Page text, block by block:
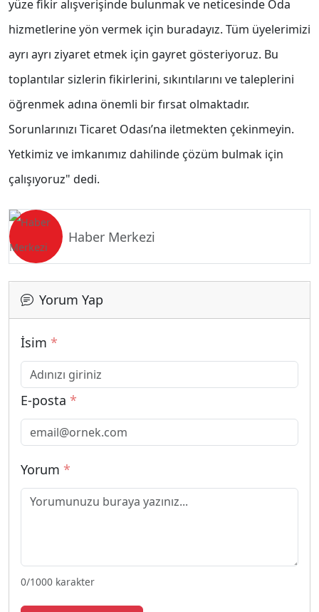
yüze fikir alışverişinde bulunmak ve neticesinde Oda
hizmetlerine yön vermek için buradayız. Tüm üyelerimizi
ayrı ayrı ziyaret etmek için gayret gösteriyoruz. Bu
toplantılar sizlerin fikirlerini, sıkıntılarını ve taleplerini
öğrenmek adına önemli bir fırsat olmaktadır.
Sorunlarınızı Ticaret Odası’na iletmekten çekinmeyin.
Yetkimiz ve imkanımız dahilinde çözüm bulmak için
çalışıyoruz" dedi.
Haber Merkezi
Yorum Yap
İsim *
E-posta *
Yorum *
0/1000 karakter